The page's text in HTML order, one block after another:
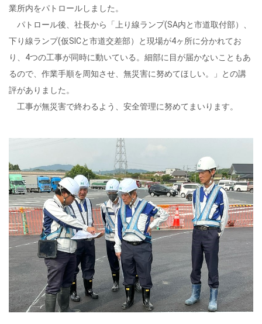
業所内をパトロールしました。
パトロール後、社長から「上り線ランプ(SA内と市道取付部）、
下り線ランプ(仮SICと市道交差部）と現場が4ヶ所に分かれてお
り、4つの工事が同時に動いている。細部に目が届かないこともあ
るので、作業手順を周知させ、無災害に努めてほしい。」との講
評がありました。
工事が無災害で終わるよう、安全管理に努めてまいります。